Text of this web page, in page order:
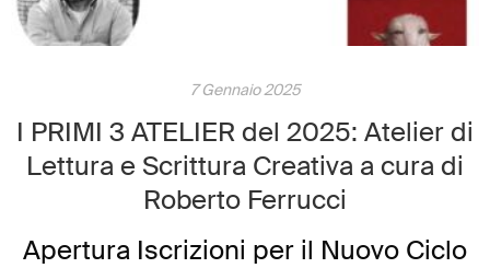
7 Gennaio 2025
I PRIMI 3 ATELIER del 2025: Atelier di
Lettura e Scrittura Creativa a cura di
Roberto Ferrucci
Apertura Iscrizioni per il Nuovo Ciclo